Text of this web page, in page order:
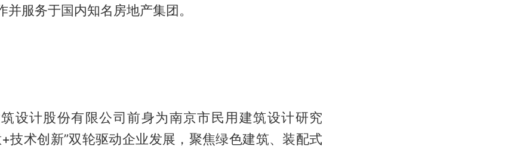
并服务于国内知名房地产集团。
设计股份有限公司前身为南京市民用建筑设计研究
技术创新”双轮驱动企业发展，聚焦绿色建筑、装配式